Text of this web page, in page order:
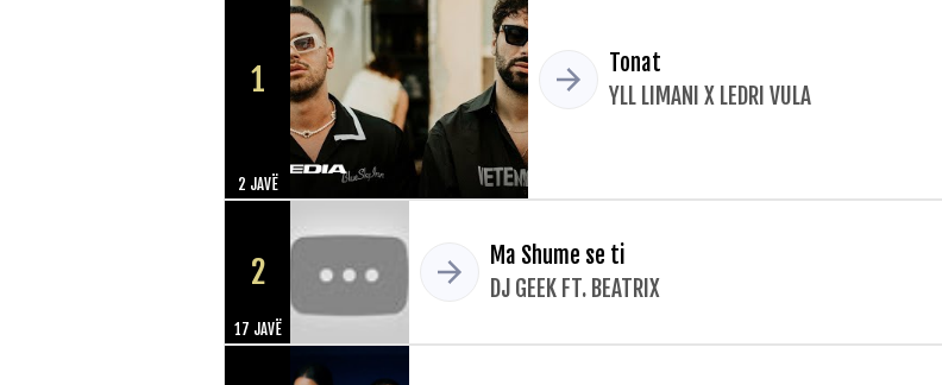
1
2 JAVË
Tonat
YLL LIMANI X LEDRI VULA
2
17 JAVË
Ma Shume se ti
DJ GEEK FT. BEATRIX